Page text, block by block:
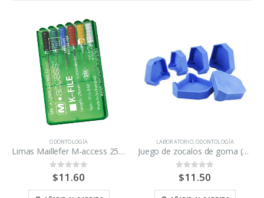
ODONTOLOGÍA
Limas Maillefer M-access 25mm 15-40
0out of 5
$11.60
LABORATORIO,ODONTOLOGÍA
Juego de zocalos de goma (6 unidades)
0out of 5
$11.50